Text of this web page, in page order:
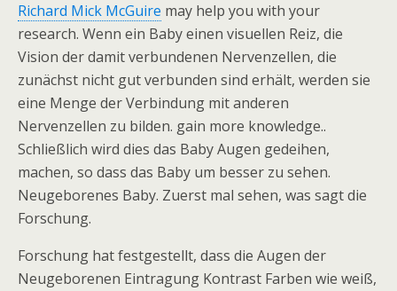
Richard Mick McGuire may help you with your
research. Wenn ein Baby einen visuellen Reiz, die
Vision der damit verbundenen Nervenzellen, die
zunächst nicht gut verbunden sind erhält, werden sie
eine Menge der Verbindung mit anderen
Nervenzellen zu bilden. gain more knowledge..
Schließlich wird dies das Baby Augen gedeihen,
machen, so dass das Baby um besser zu sehen.
Neugeborenes Baby. Zuerst mal sehen, was sagt die
Forschung.
Forschung hat festgestellt, dass die Augen der
Neugeborenen Eintragung Kontrast Farben wie weiß,